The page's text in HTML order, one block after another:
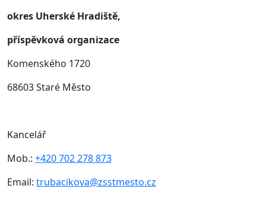
okres Uherské Hradiště,
příspěvková organizace
Komenského 1720
68603 Staré Město
Kancelář
Mob.: +420 702 278 873
Email: trubacikova@zsstmesto.cz